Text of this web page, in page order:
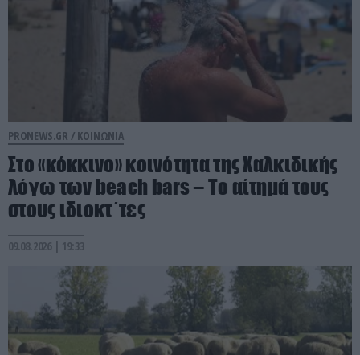
PRONEWS.GR / ΚΟΙΝΩΝΙΑ
Στο «κόκκινο» κοινότητα της Χαλκιδικής
λόγω των beach bars – Το αίτημά τους
στους ιδιοκτ΄τες
09.08.2026 | 19:33